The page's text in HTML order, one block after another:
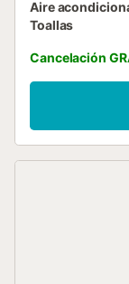
Aire
Toallas
Cancelación